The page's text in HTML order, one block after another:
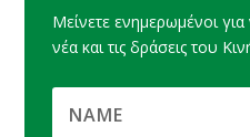
Μείνετε ενημερωμένοι
νέα και τις δράσεις του